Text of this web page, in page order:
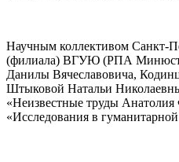
Научным коллективом Санкт-
(филиала) ВГУЮ (РПА
Данилы Вячеславовича,
Штыковой Натальи
«Неизвестные труды
«Исследования в